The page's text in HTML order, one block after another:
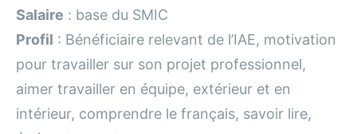
Salaire : base du SMIC
Profil : Bénéficiaire relevant de l’IAE, motivation
pour travailler sur son projet professionnel,
aimer travailler en équipe, extérieur et en
intérieur, comprendre le français, savoir lire,